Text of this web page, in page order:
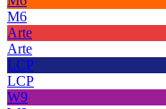
M6
Arte
Arte
LCP
LCP
W9